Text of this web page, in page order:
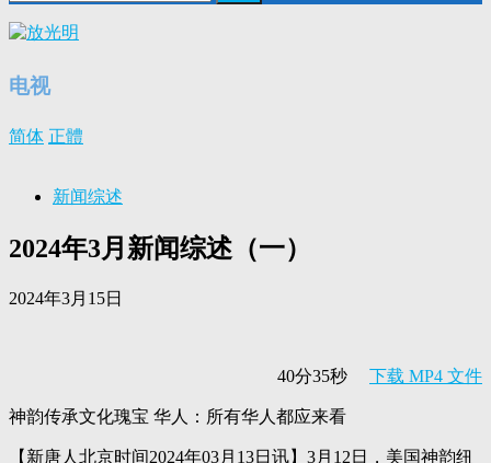
索：
电视
简体 正體
新闻综述
2024年3月新闻综述（一）
2024年3月15日
40分35秒 下载 MP4 文件
神韵传承文化瑰宝 华人：所有华人都应来看
【新唐人北京时间2024年03月13日讯】3月12日，美国神韵纽